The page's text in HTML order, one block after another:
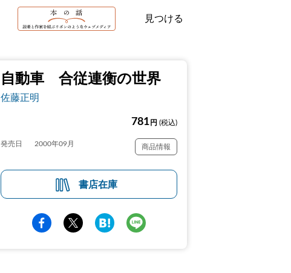
見つける
自動車 合従連衡の世界
佐藤正明
781 円 (税込)
発売日 2000年09月 商品情報
書店在庫